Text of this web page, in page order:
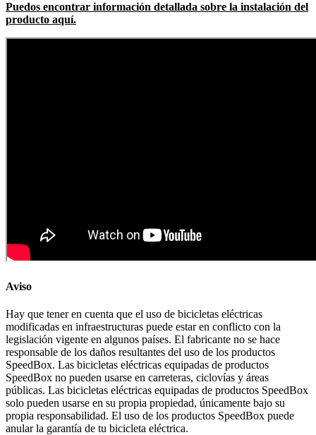
Puedos encontrar información detallada sobre la instalación del
producto aquí.
Aviso
Hay que tener en cuenta que el uso de bicicletas eléctricas
modificadas en infraestructuras puede estar en conflicto con la
legislación vigente en algunos países. El fabricante no se hace
responsable de los daños resultantes del uso de los productos
SpeedBox. Las bicicletas eléctricas equipadas de productos
SpeedBox no pueden usarse en carreteras, ciclovías y áreas
públicas. Las bicicletas eléctricas equipadas de productos SpeedBox
solo pueden usarse en su propia propiedad, únicamente bajo su
propia responsabilidad. El uso de los productos SpeedBox puede
anular la garantía de tu bicicleta eléctrica.